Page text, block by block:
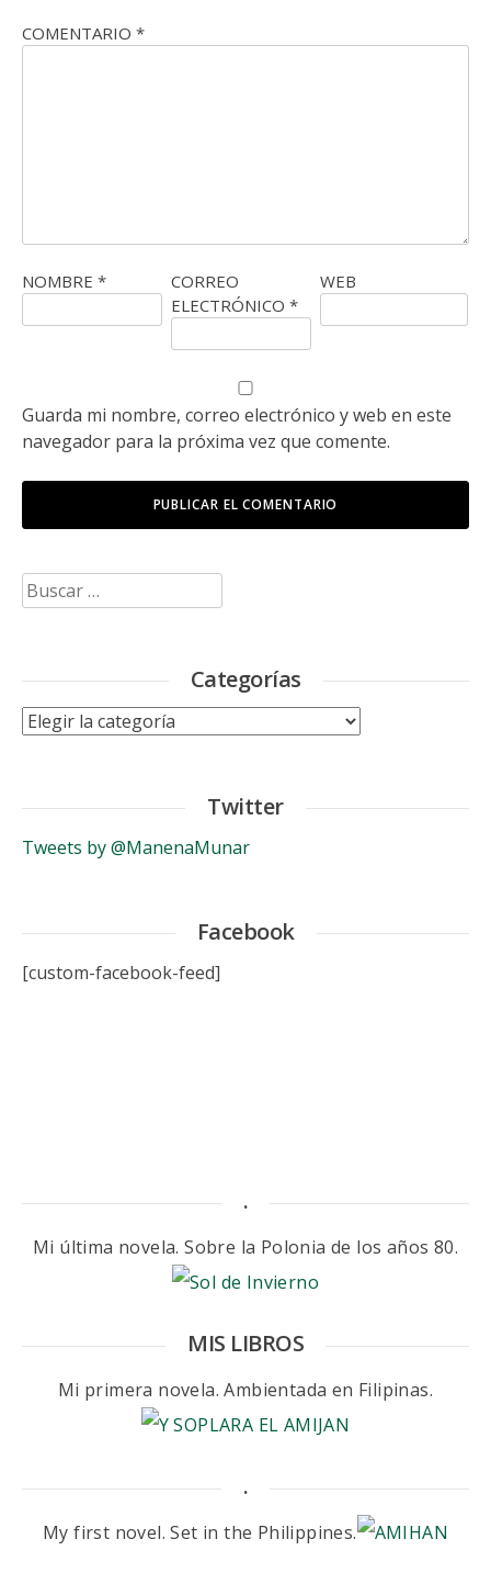
COMENTARIO *
NOMBRE *
CORREO
ELECTRÓNICO *
WEB
Guarda mi nombre, correo electrónico y web en este
navegador para la próxima vez que comente.
Buscar:
Categorías
Categorías
Twitter
Tweets by @ManenaMunar
Facebook
[custom-facebook-feed]
.
Mi última novela. Sobre la Polonia de los años 80.
MIS LIBROS
Mi primera novela. Ambientada en Filipinas.
.
My first novel. Set in the Philippines.